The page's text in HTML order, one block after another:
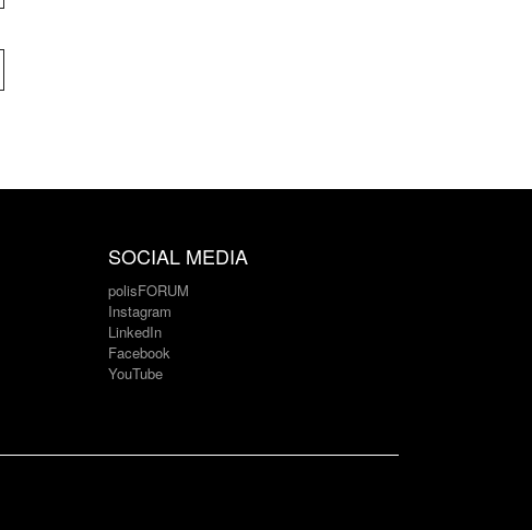
SOCIAL MEDIA
polisFORUM
Instagram
LinkedIn
Facebook
YouTube